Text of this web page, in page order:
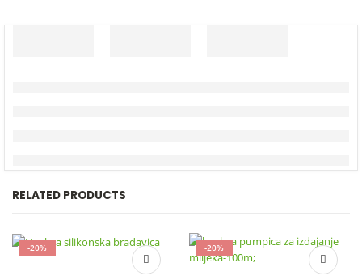
RELATED PRODUCTS
-20% -20%